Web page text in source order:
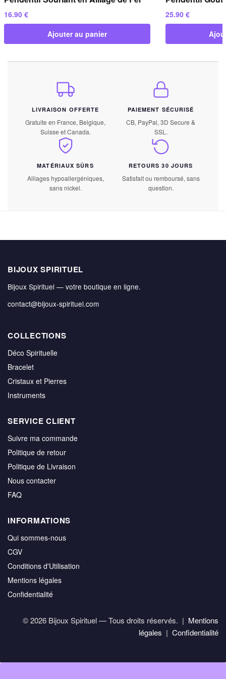
16.90 €
Ajouter au panier
25.90 €
LIVRAISON OFFERTE
Gratuite en France, Belgique,
Suisse et Canada.
PAIEMENT SÉCURISÉ
CB, PayPal, 3D Secure &
SSL.
MATÉRIAUX SÛRS
Alliages hypoallergéniques,
sans nickel.
RETOURS 30 JOURS
Satisfait ou remboursé, sans
question.
BIJOUX SPIRITUEL
Bijoux Spirituel — votre boutique en ligne.
contact@bijoux-spirituel.com
COLLECTIONS
Déco Spirituelle
Bracelet
Cristaux et Pierres
Instruments
SERVICE CLIENT
Suivre ma commande
Politique de retour
Politique de Livraison
Nous contacter
FAQ
INFORMATIONS
Qui sommes-nous
CGV
Conditions d'Utilisation
Mentions légales
Confidentialité
© 2026 Bijoux Spirituel — Tous droits réservés. | Mentions
légales | Confidentialité